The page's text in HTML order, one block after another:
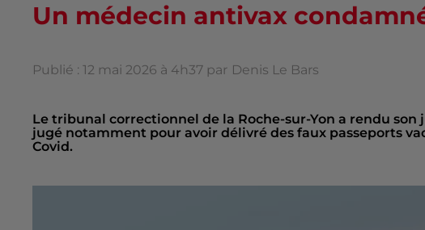
Un médecin antivax
Publié : 12 mai 2026 à 4h37 par Denis Le Bars
Le tribunal correctionnel de la Roche-sur-Yon a rendu
jugé notamment pour avoir délivré des faux passeports
Covid.